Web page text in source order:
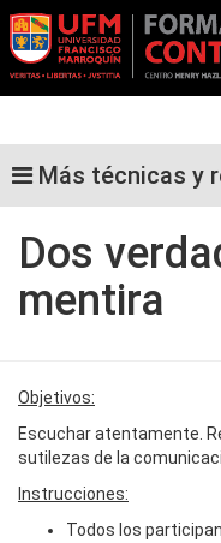
Más técnicas y
Dos
mentira
Objetivos:
Escuchar atentamente.
sutilezas de la
Instrucciones:
Todos los